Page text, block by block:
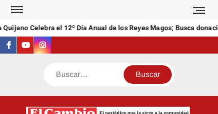
Saltar
contenidoCelebra el 12º Día Anual de los Reyes Magos; Busca
Facebook
YoutubeInstagram
Buscar